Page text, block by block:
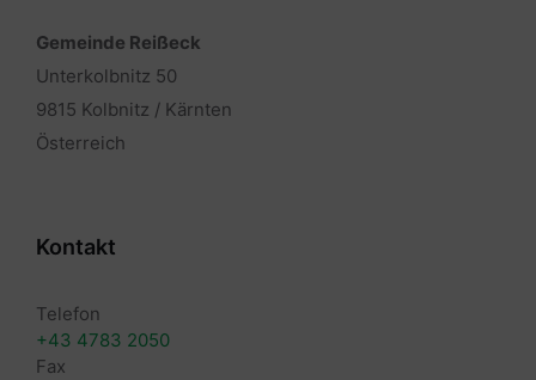
Gemeinde Reißeck
Unterkolbnitz 50
9815 Kolbnitz / Kärnten
Österreich
Kontakt
Telefon
+43 4783 2050
Fax